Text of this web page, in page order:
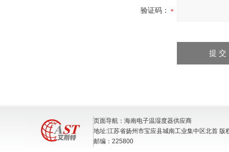
验证码：
页面导航：海南电子温湿度器供应商
地址:江苏省扬州市宝应县城南工业集中区北首 版
邮编：225800